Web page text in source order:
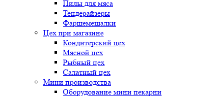
Пилы для мяса
Тендерайзеры
Фаршемешалки
Цех при магазине
Кондитерский цех
Мясной цех
Рыбный цех
Салатный цех
Мини производства
Оборудование мини пекарни